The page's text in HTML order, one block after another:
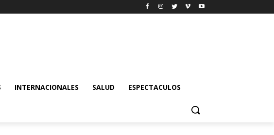
INTERNACIONALES SALUD ESPECTACULOS